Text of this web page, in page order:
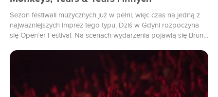
Sezon festiwali muzycznych już w pełni, więc czas na jedną z
najważniejszych imprez tego typu. Dziś w Gdyni rozpoczyna
się Open’er Festival. Na scenach wydarzenia pojawią się Bruno